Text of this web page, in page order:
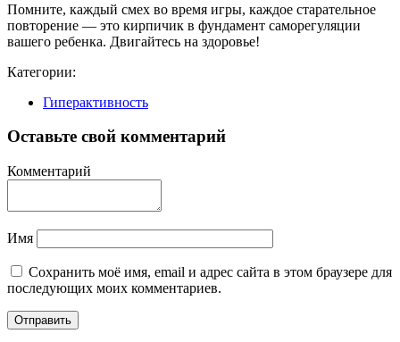
Помните, каждый смех во время игры, каждое старательное
повторение — это кирпичик в фундамент саморегуляции
вашего ребенка. Двигайтесь на здоровье!
Категории:
Гиперактивность
Оставьте свой комментарий
Комментарий
Имя
Сохранить моё имя, email и адрес сайта в этом браузере для
последующих моих комментариев.